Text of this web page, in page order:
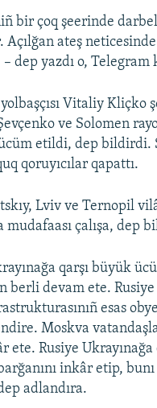
bir çoq şeerinde
Açılğan ateş
dep yazdı o, Telegram
Vitaliy Kliçko
ve Solomen
etildi, dep bildirdi.
qoruyıcılar qapattı.
Lviv ve Ternopil
çalışa, dep
qarşı büyük
berli devam ete.
esas
Moskva
ete. Rusiye Ukrayınağa
inkâr etip,
adlandıra.